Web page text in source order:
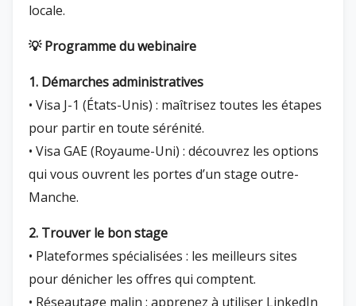
locale.
💡 Programme du webinaire
1. Démarches administratives
• Visa J-1 (États-Unis) : maîtrisez toutes les étapes
pour partir en toute sérénité.
• Visa GAE (Royaume-Uni) : découvrez les options
qui vous ouvrent les portes d’un stage outre-
Manche.
2. Trouver le bon stage
• Plateformes spécialisées : les meilleurs sites
pour dénicher les offres qui comptent.
• Réseautage malin : apprenez à utiliser LinkedIn